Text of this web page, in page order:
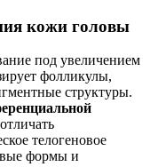
кожи головы
под увеличением
фолликулы,
структуры.
телогеновое
формы и